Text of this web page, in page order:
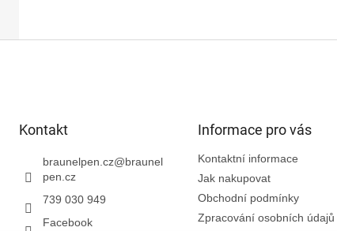
Kontakt
braunelpen.cz@braunel
pen.cz
739 030 949
Facebook
Informace pro vás
Kontaktní informace
Jak nakupovat
Obchodní podmínky
Zpracování osobních údajů